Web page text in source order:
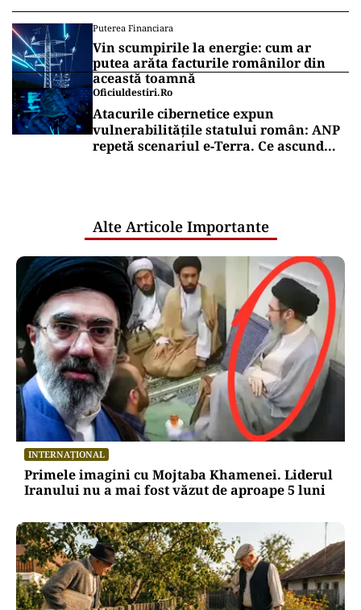
Puterea Financiara
Vin scumpirile la energie: cum ar
putea arăta facturile românilor din
această toamnă
Oficiuldestiri.ro
Atacurile cibernetice expun
vulnerabilitățile statului român: ANP
repetă scenariul e‑Terra. Ce ascund
Alte Articole Importante
INTERNAȚIONAL
Primele imagini cu Mojtaba Khamenei. Liderul
Iranului nu a mai fost văzut de aproape 5 luni